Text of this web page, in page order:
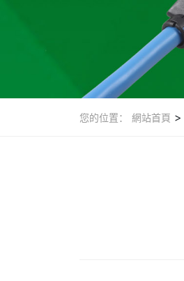
您的位置： 網站首頁 >